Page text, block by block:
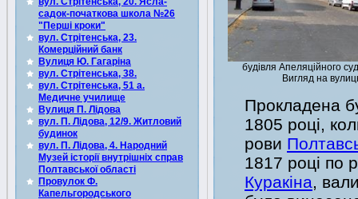
садок-початкова школа №26
"Перші кроки"
вул. Стрітенська, 23.
Комерційний банк
Вулиця Ю. Гагаріна
вул. Стрітенська, 38.
вул. Стрітенська, 51 а.
Медичне училище
Вулиця П. Лідова
вул. П. Лідова, 12/9. Житловий
будинок
вул. П. Лідова, 4. Народний
Музей історії внутрішніх справ
Полтавської області
Провулок Ф.
Капельгородського
будівля Апеляційного
Вигляд на
Прокладена
1805 році,
рови
1817 році по
Куракіна,